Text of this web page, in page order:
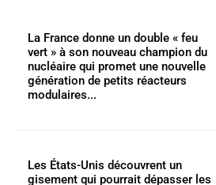
La France donne un double « feu
vert » à son nouveau champion du
nucléaire qui promet une nouvelle
génération de petits réacteurs
modulaires...
Les États-Unis découvrent un
gisement qui pourrait dépasser les